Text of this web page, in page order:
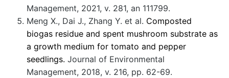
Management, 2021, v. 281, an 111799.
Meng X., Dai J., Zhang Y. et al. Composted
biogas residue and spent mushroom substrate as
a growth medium for tomato and pepper
seedlings. Journal of Environmental
Management, 2018, v. 216, pp. 62-69.